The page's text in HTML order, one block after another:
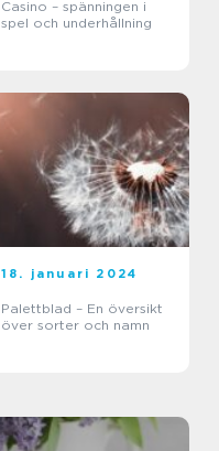
Casino – spänningen i
spel och underhållning
18. januari 2024
Palettblad – En översikt
över sorter och namn